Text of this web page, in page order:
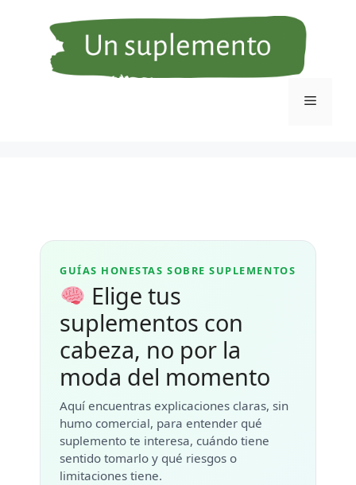
contenido
Menú
GUÍAS HONESTAS SOBRE SUPLEMENTOS
Elige tus
suplementos con
cabeza, no por la
moda del momento
Aquí encuentras explicaciones claras, sin
humo comercial, para entender qué
suplemento te interesa, cuándo tiene
sentido tomarlo y qué riesgos o
limitaciones tiene.